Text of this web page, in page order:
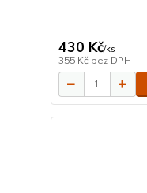
430 Kč/ks
355 Kč bez DPH